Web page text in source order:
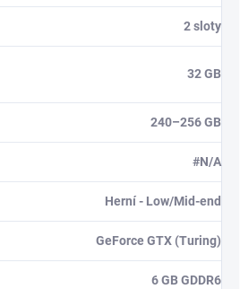
2 sloty
32 GB
240–256 GB
#N/A
Herní - Low/Mid-end
GeForce GTX (Turing)
6 GB GDDR6